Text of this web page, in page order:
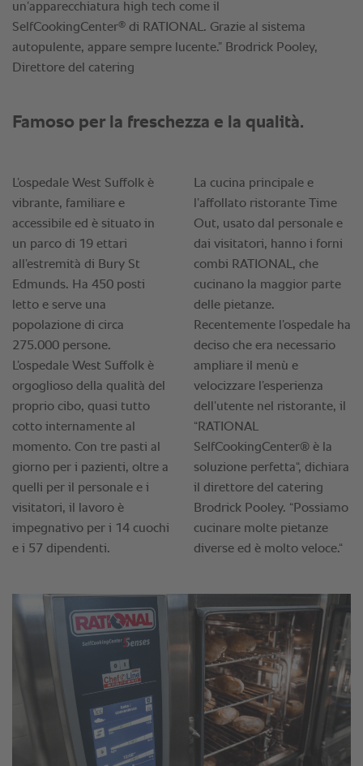
un’apparecchiatura high tech come il
SelfCookingCenter® di RATIONAL. Grazie al sistema
autopulente, appare sempre lucente.” Brodrick Pooley,
Direttore del catering